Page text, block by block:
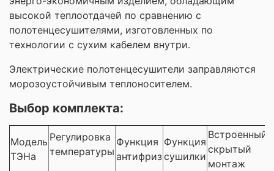
высокой теплоотдачей по сравнению с
полотенцесушителями, изготовленных по
технологии с сухим кабелем внутри.
Электрические полотенцесушители заправляются
морозоустойчивым теплоносителем.
Выбор комплекта:
Модель
ТЭНа
Регулировка
температуры
Функция
антифриз
Функция
сушилки
Встроенный
скрытый
монтаж